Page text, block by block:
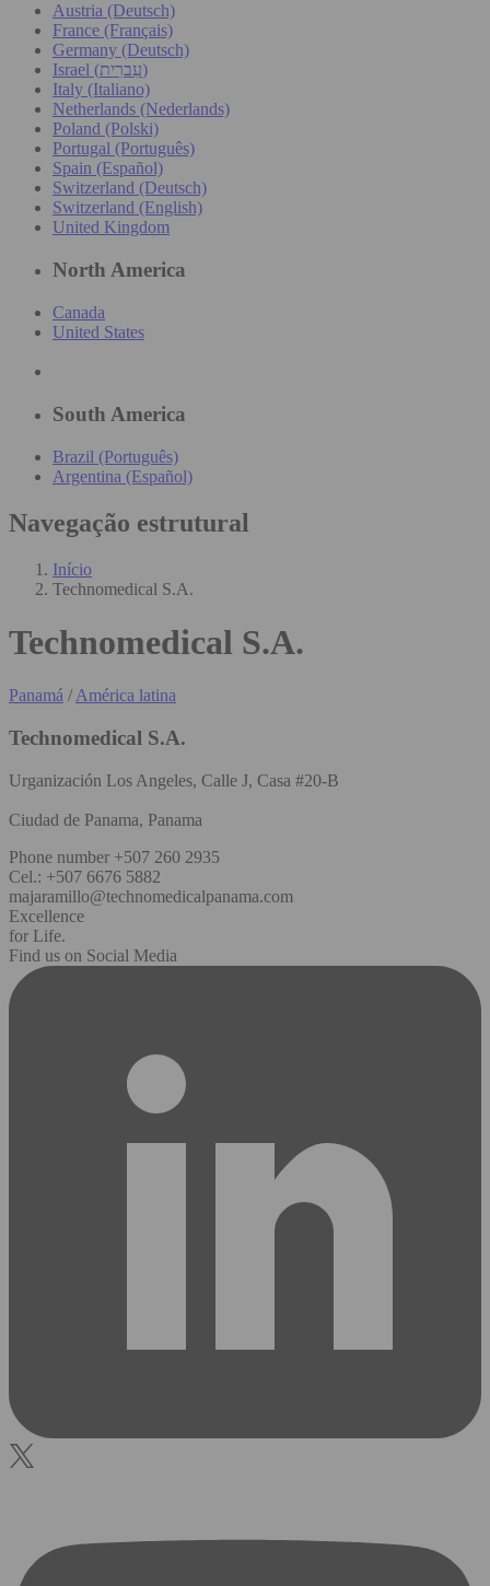
Austria (Deutsch)
France (Français)
Germany (Deutsch)
Israel (עִברִית)
Italy (Italiano)
Netherlands (Nederlands)
Poland (Polski)
Portugal (Português)
Spain (Español)
Switzerland (Deutsch)
Switzerland (English)
United Kingdom
North America
Canada
United States
South America
Brazil (Português)
Argentina (Español)
Navegação estrutural
Início
Technomedical S.A.
Technomedical S.A.
Panamá /América latina
Technomedical S.A.
Urganización Los Angeles, Calle J, Casa #20-B
Ciudad de Panama, Panama
Phone number +507 260 2935
Cel.: +507 6676 5882
majaramillo@technomedicalpanama.com
Excellence
for Life.
Find us on Social Media